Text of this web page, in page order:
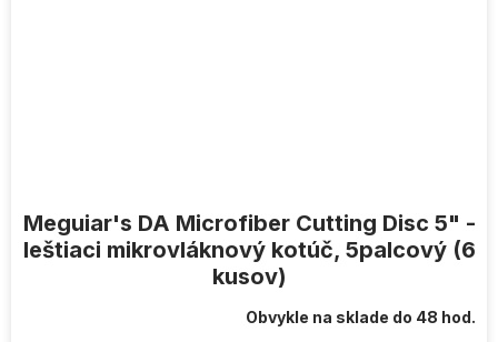
Meguiar's DA Microfiber Cutting Disc 5" -
leštiaci mikrovláknový kotúč, 5palcový (6
kusov)
Obvykle na sklade do 48 hod.